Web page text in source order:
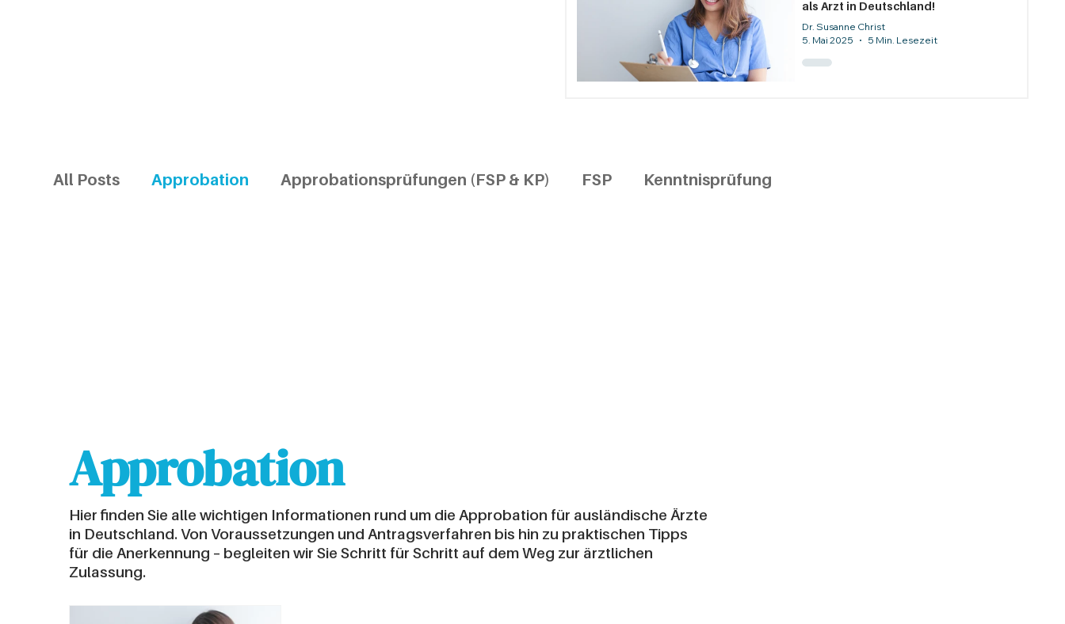
als Arzt in Deutschland!
Dr. Susanne Christ
5. Mai 2025
5 Min. Lesezeit
All Posts Approbation Approbationsprüfungen (FSP & KP) FSP Kenntnisprüfung
Approbation
Hier finden Sie alle wichtigen Informationen rund um die Approbation für ausländische Ärzte
in Deutschland. Von Voraussetzungen und Antragsverfahren bis hin zu praktischen Tipps
für die Anerkennung – begleiten wir Sie Schritt für Schritt auf dem Weg zur ärztlichen
Zulassung.